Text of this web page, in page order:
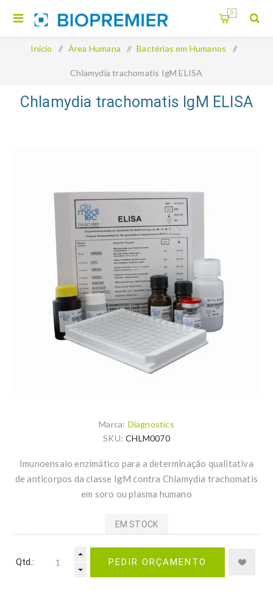
0
Início / Área Humana / Bactérias em Humanos /
Chlamydia trachomatis IgM ELISA
Chlamydia trachomatis IgM ELISA
Marca: Diagnostics
SKU: CHLM0070
Imunoensaio enzimático para a determinação qualitativa
de anticorpos da classe IgM contra Chlamydia trachomatis
em soro ou plasma humano
EM STOCK
Qtd.: PEDIR ORÇAMENTO